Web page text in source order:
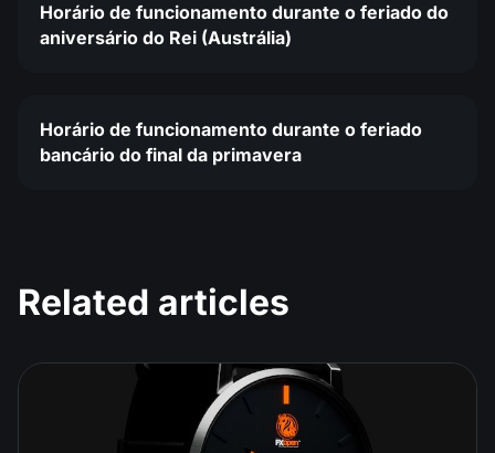
Horário de funcionamento durante o feriado do
aniversário do Rei (Austrália)
Horário de funcionamento durante o feriado
bancário do final da primavera
Related articles